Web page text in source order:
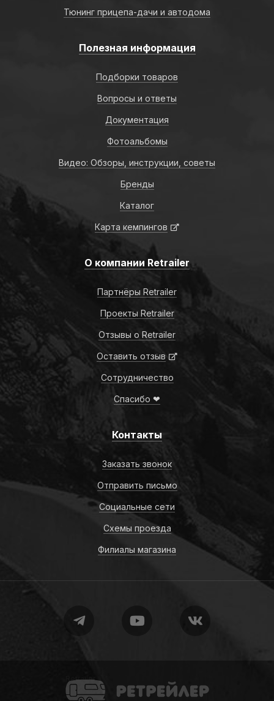
Тюнинг прицепа-дачи и автодома
Полезная информация
Подборки товаров
Вопросы и ответы
Документация
Фотоальбомы
Видео: Обзоры, инструкции, советы
Бренды
Каталог
Карта кемпингов
О компании Retrailer
Партнёры Retrailer
Проекты Retrailer
Отзывы о Retrailer
Оставить отзыв
Сотрудничество
Спасибо ❤
Контакты
Заказать звонок
Отправить письмо
Социальные сети
Схемы проезда
Филиалы магазина
Retrailer